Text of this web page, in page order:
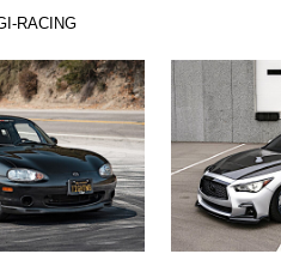
RACING